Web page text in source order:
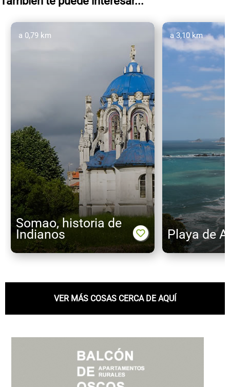
Somao, historia de
Indianos
a 0,79 km
Playa de
a 3,10 km
VER MÁS COSAS CERCA DE AQUÍ